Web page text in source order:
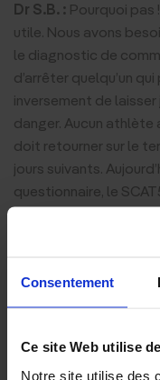
Consentement
Ce site Web utilise
Notre site utilise des
Dr S.B. : Pourquoi
utile. Nous avons
le diagnostic de
d’arrêter quelqu’un
inversement de
danger. Aucun
doit retourner sur le
jours suivants.
questionnaire, le
Mais cet outil a des
détection plus